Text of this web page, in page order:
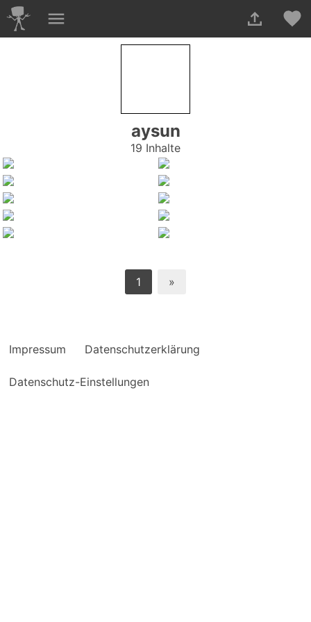
aysun
19 Inhalte
1 »
Impressum Datenschutzerklärung
Datenschutz-Einstellungen